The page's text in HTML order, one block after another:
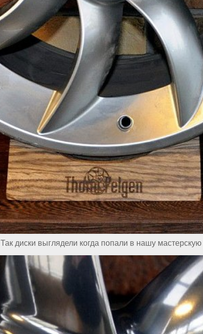
Так диски выглядели когда попали в нашу мастерскую